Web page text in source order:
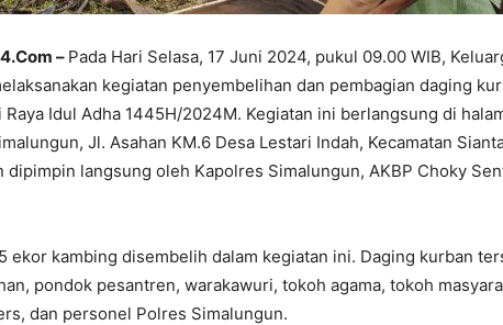
– Pada Hari Selasa, 17 Juni 2024, pukul 09.00 WIB,
kegiatan penyembelihan dan pembagian daging
Idul Adha 1445H/2024M. Kegiatan ini berlangsung di
Jl. Asahan KM.6 Desa Lestari Indah, Kecamatan
dipimpin langsung oleh Kapolres Simalungun, AKBP Choky
ekor kambing disembelih dalam kegiatan ini. Daging kurban
pondok pesantren, warakawuri, tokoh agama, tokoh
dan personel Polres Simalungun.